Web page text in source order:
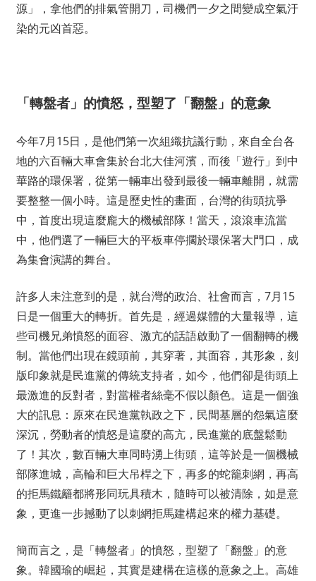
源」，拿他們的排氣管開刀，司機們一夕之間變成空氣汙
染的元凶首惡。
「轉盤者」的憤怒，型塑了「翻盤」的意象
今年7月15日，是他們第一次組織抗議行動，來自全台各
地的六百輛大車會集於台北大佳河濱，而後「遊行」到中
華路的環保署，從第一輛車出發到最後一輛車離開，就需
要整整一個小時。這是歷史性的畫面，台灣的街頭抗爭
中，首度出現這麼龐大的機械部隊！當天，滾滾車流當
中，他們選了一輛巨大的平板車停擱於環保署大門口，成
為集會演講的舞台。
許多人未注意到的是，就台灣的政治、社會而言，7月15
日是一個重大的轉折。首先是，經過媒體的大量報導，這
些司機兄弟憤怒的面容、激亢的話語啟動了一個翻轉的機
制。當他們出現在鏡頭前，其穿著，其面容，其形象，刻
版印象就是民進黨的傳統支持者，如今，他們卻是街頭上
最激進的反對者，對當權者絲毫不假以顏色。這是一個強
大的訊息：原來在民進黨執政之下，民間基層的怨氣這麼
深沉，勞動者的憤怒是這麼的高亢，民進黨的底盤鬆動
了！其次，數百輛大車同時湧上街頭，這等於是一個機械
部隊進城，高輪和巨大吊桿之下，再多的蛇籠刺網，再高
的拒馬鐵籬都將形同玩具積木，隨時可以被清除，如是意
象，更進一步撼動了以刺網拒馬建構起來的權力基礎。
簡而言之，是「轉盤者」的憤怒，型塑了「翻盤」的意
象。韓國瑜的崛起，其實是建構在這樣的意象之上。高雄